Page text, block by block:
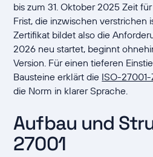
bis zum 31. Oktober 2025 Zeit
Frist, die inzwischen verstrichen
Zertifikat bildet also die
2026 neu startet, beginnt
Version. Für einen tieferen
Bausteine erklärt die ISO-
die Norm in klarer Sprache.
Aufbau und
27001